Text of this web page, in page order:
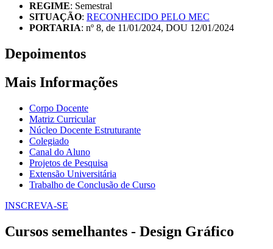
REGIME: Semestral
SITUAÇÃO: RECONHECIDO PELO MEC
PORTARIA: nº 8, de 11/01/2024, DOU 12/01/2024
Depoimentos
Mais Informações
Corpo Docente
Matriz Curricular
Núcleo Docente Estruturante
Colegiado
Canal do Aluno
Projetos de Pesquisa
Extensão Universitária
Trabalho de Conclusão de Curso
INSCREVA-SE
Cursos semelhantes - Design Gráfico